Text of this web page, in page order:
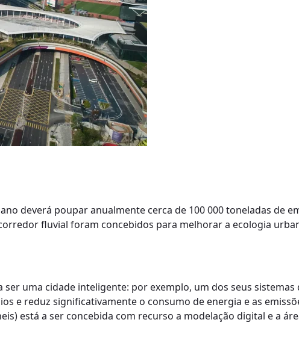
deverá poupar anualmente cerca de 100 000 toneladas de
fluvial foram concebidos para melhorar a ecologia
uma cidade inteligente: por exemplo, um dos seus
e reduz significativamente o consumo de energia e as
está a ser concebida com recurso a modelação digital e a